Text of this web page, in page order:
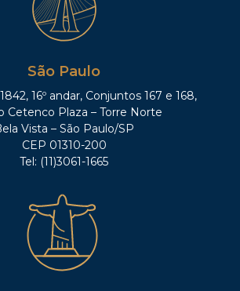
São Paulo
16º andar, Conjuntos 167 e 168,
Cetenco Plaza – Torre Norte
Vista – São Paulo/SP
CEP 01310-200
Tel: (11)3061-1665